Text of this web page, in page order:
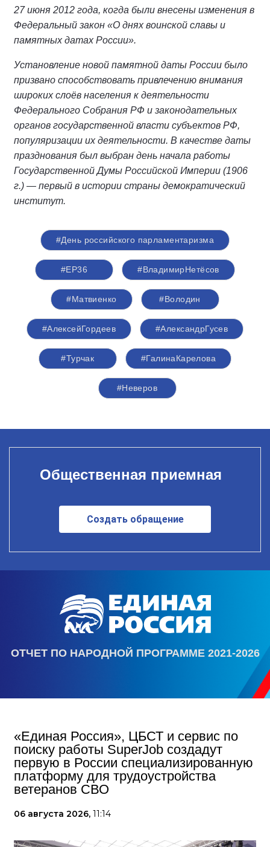
27 июня 2012 года, когда были внесены изменения в
Федеральный закон «О днях воинской славы и
памятных датах России».
Установление новой памятной даты России было
призвано способствовать привлечению внимания
широких слоёв населения к деятельности
Федерального Собрания РФ и законодательных
органов государственной власти субъектов РФ,
популяризации их деятельности. В качестве даты
празднования был выбран день начала работы
Государственной Думы Российской Империи (1906
г.) — первый в истории страны демократический
институт.
#День российского парламентаризма
#ЕР36 #ВладимирНетёсов
#Матвиенко #Володин
#АлексейГордеев #АлександрГусев
#Турчак #ГалинаКарелова
#Неверов
Общественная приемная
Создать обращение
ОТЧЕТ ПО НАРОДНОЙ ПРОГРАММЕ 2021-2026
«Единая Россия», ЦБСТ и сервис по
поиску работы SuperJob создадут
первую в России специализированную
платформу для трудоустройства
ветеранов СВО
06 августа 2026, 11:14